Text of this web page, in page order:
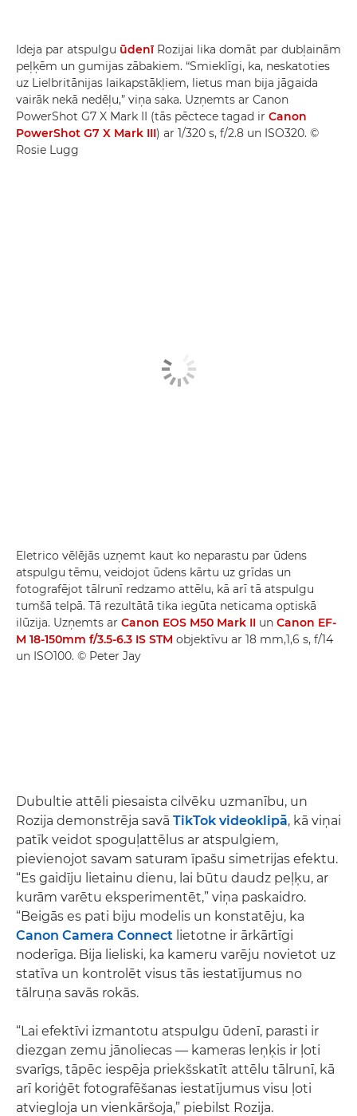
Ideja par atspulgu ūdenī Rozijai lika domāt par dubļainām
peļķēm un gumijas zābakiem. “Smieklīgi, ka, neskatoties
uz Lielbritānijas laikapstākļiem, lietus man bija jāgaida
vairāk nekā nedēļu,” viņa saka. Uzņemts ar Canon
PowerShot G7 X Mark II (tās pēctece tagad ir Canon
PowerShot G7 X Mark III) ar 1/320 s, f/2.8 un ISO320. ©
Rosie Lugg
Eletrico vēlējās uzņemt kaut ko neparastu par ūdens
atspulgu tēmu, veidojot ūdens kārtu uz grīdas un
fotografējot tālrunī redzamo attēlu, kā arī tā atspulgu
tumšā telpā. Tā rezultātā tika iegūta neticama optiskā
ilūzija. Uzņemts ar Canon EOS M50 Mark II un Canon EF-
M 18-150mm f/3.5-6.3 IS STM objektīvu ar 18 mm,1,6 s, f/14
un ISO100. © Peter Jay
Dubultie attēli piesaista cilvēku uzmanību, un
Rozija demonstrēja savā TikTok videoklipā, kā viņai
patīk veidot spoguļattēlus ar atspulgiem,
pievienojot savam saturam īpašu simetrijas efektu.
“Es gaidīju lietainu dienu, lai būtu daudz peļķu, ar
kurām varētu eksperimentēt,” viņa paskaidro.
“Beigās es pati biju modelis un konstatēju, ka
Canon Camera Connect lietotne ir ārkārtīgi
noderīga. Bija lieliski, ka kameru varēju novietot uz
statīva un kontrolēt visus tās iestatījumus no
tālruņa savās rokās.
“Lai efektīvi izmantotu atspulgu ūdenī, parasti ir
diezgan zemu jānoliecas — kameras leņķis ir ļoti
svarīgs, tāpēc iespēja priekšskatīt attēlu tālrunī, kā
arī koriģēt fotografēšanas iestatījumus visu ļoti
atviegloja un vienkāršoja,” piebilst Rozija.